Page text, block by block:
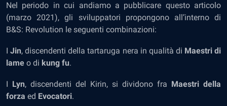
Nel periodo in cui andiamo a pubblicare questo articolo
(marzo 2021), gli sviluppatori propongono all’interno di
B&S: Revolution le seguenti combinazioni:
IJin, discendenti della tartaruga nera in qualità di Maestri di
lame o di kung fu.
I Lyn, discendenti del Kirin, si dividono fra Maestri della
forza ed Evocatori.